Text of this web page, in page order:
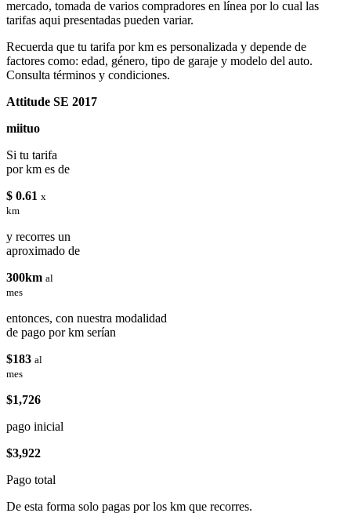
mercado, tomada de varios compradores en línea por lo cual las
tarifas aqui presentadas pueden variar.
Recuerda que tu tarifa por km es personalizada y depende de
factores como: edad, género, tipo de garaje y modelo del auto.
Consulta términos y condiciones.
Attitude SE 2017
miituo
Si tu tarifa
por km es de
$ 0.61 x
km
y recorres un
aproximado de
300km al
mes
entonces, con nuestra modalidad
de pago por km serían
$183 al
mes
$1,726
pago inicial
$3,922
Pago total
De esta forma solo pagas por los km que recorres.